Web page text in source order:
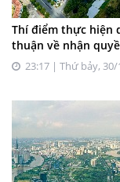
Thí điểm thực hiện
thuận về nhận
23:17 | Thứ bảy,